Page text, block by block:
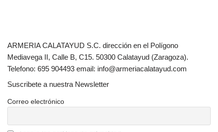
ARMERIA CALATAYUD S.C. dirección en el Polígono
Mediavega II, Calle B, C15. 50300 Calatayud (Zaragoza).
Telefono: 695 904493 email: info@armeriacalatayud.com
Suscribete a nuestra Newsletter
Correo electrónico